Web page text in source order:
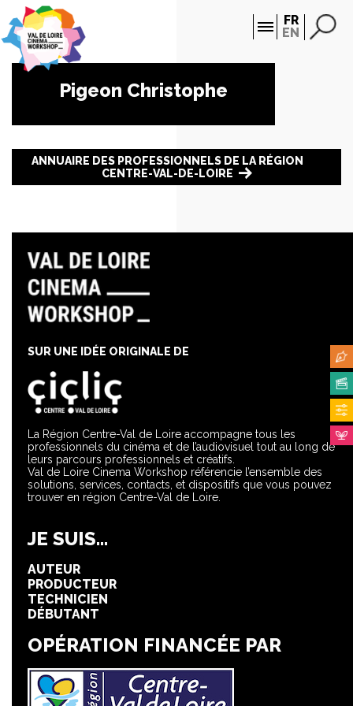
FR
EN
Pigeon Christophe
ANNUAIRE DES PROFESSIONNELS DE LA RÉGION
CENTRE-VAL-DE-LOIRE
La Région Centre-Val de Loire accompagne tous les
professionnels du cinéma et de l’audiovisuel tout au long de
leurs parcours professionnels et créatifs.
Val de Loire Cinema Workshop référencie l’ensemble des
solutions, services, contacts, et dispositifs que vous pouvez
trouver en région Centre-Val de Loire.
SUR UNE IDÉE ORIGINALE DE
JE SUIS...
AUTEUR
PRODUCTEUR
TECHNICIEN
DÉBUTANT
OPÉRATION FINANCÉE PAR
Panneau de gestion des cookies